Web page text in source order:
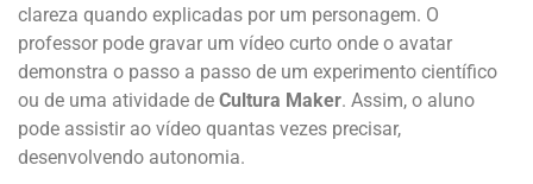
clareza quando explicadas por um personagem. O
professor pode gravar um vídeo curto onde o avatar
demonstra o passo a passo de um experimento científico
ou de uma atividade de Cultura Maker. Assim, o aluno
pode assistir ao vídeo quantas vezes precisar,
desenvolvendo autonomia.